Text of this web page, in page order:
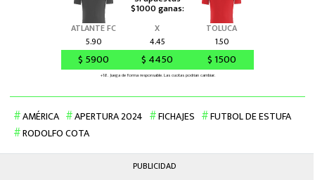
AMÉRICA APERTURA 2024 FICHAJES
FUTBOL DE ESTUFA
RODOLFO COTA
PUBLICIDAD